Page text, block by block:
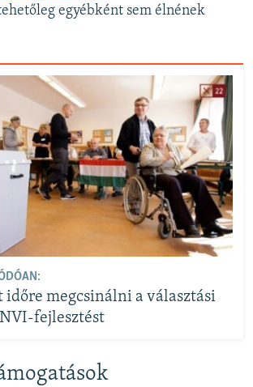
egyébként sem élnének
megcsinálni a választási
fejlesztést